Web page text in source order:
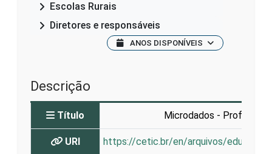
Escolas Rurais
Diretores e responsáveis
ANOS DISPONÍVEIS
Descrição
Título Microdados -
URI
https://cetic.br/en/arquivos/